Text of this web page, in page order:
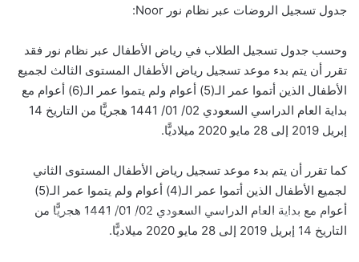
جدول تسجيل الروضات عبر نظام نور Noor:
وحسب جدول تسجيل الطلاب في رياض الأطفال عبر نظام نور فقد
تقرر أن يتم بدء موعد تسجيل رياض الأطفال المستوى الثالث لجميع
الأطفال الذين أتموا عمر الـ(5) أعوام ولم يتموا عمر الـ(6) أعوام مع
بداية العام الدراسي السعودي 02/ 01/ 1441 هجريًّا من التاريخ 14
إبريل 2019 إلى 28 مايو 2020 ميلاديًّا.
كما تقرر أن يتم بدء موعد تسجيل رياض الأطفال المستوى الثاني
لجميع الأطفال الذين أتموا عمر الـ(4) أعوام ولم يتموا عمر الـ(5)
أعوام مع بداية العام الدراسي السعودي 02/ 01/ 1441 هجريًّا من
التاريخ 14 إبريل 2019 إلى 28 مايو 2020 ميلاديًّا.
بالصور: 800 متر من الرعب في بامبلونا.. ثيران هائجة تسحق
ثنائية بيلينغهام القاتلة تقود إنجلترا لعبور النرويج إلى نصف نهائي
مونديال 2026